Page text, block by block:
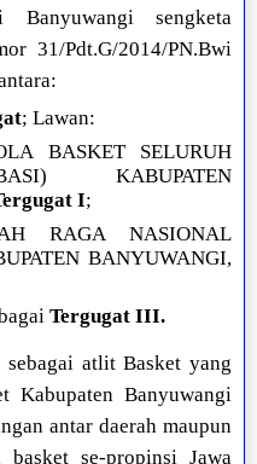
Banyuwangi sengketa
31/Pdt.G/2014/PN.Bwi
; Lawan:
BASKET SELURUH
KABUPATEN
I;
RAGA NASIONAL
BANYUWANGI,
Tergugat III.
atlit Basket yang
Kabupaten Banyuwangi
antar daerah maupun
basket se-propinsi Jawa